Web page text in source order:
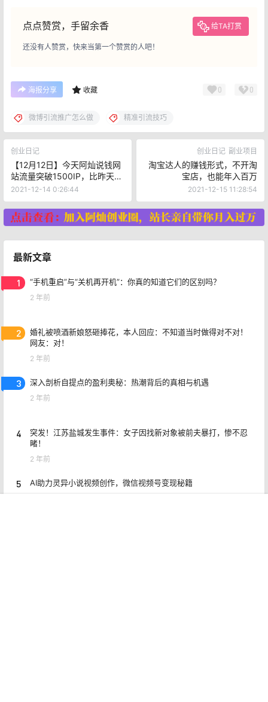
点点赞赏，手留余香 给TA打赏
还没有人赞赏，快来当第一个赞赏的人吧！
海报分享 收藏 0 0
微博引流推广怎么做 精准引流技巧
创业日记
【12月12日】今天阿灿说钱网
站流量突破1500IP，比昨天多
400多IP
2021-12-14 0:26:44
创业日记 副业项目
淘宝达人的赚钱形式，不开淘
宝店，也能年入百万
2021-12-15 11:28:54
最新文章
1 “手机重启”与“关机再开机”：你真的知道它们的区别吗？
2 年前
2
婚礼被喷酒新娘怒砸捧花，本人回应：不知道当时做得对不对！
网友：对！
2 年前
3 深入剖析自提点的盈利奥秘：热潮背后的真相与机遇
2 年前
4
突发！江苏盐城发生事件：女子因找新对象被前夫暴打，惨不忍
睹！
2 年前
5 AI助力灵异小说视频创作，微信视频号变现秘籍